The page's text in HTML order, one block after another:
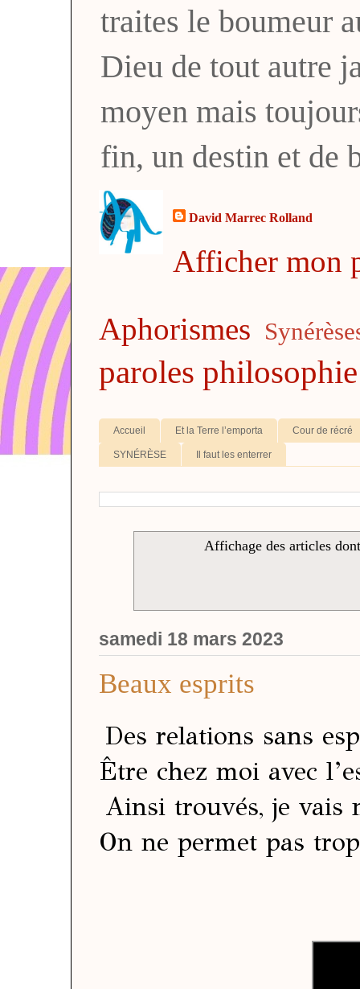
traites le boumeur
Dieu de tout autre
moyen mais
fin, un destin et de
David Marrec Rolland
Afficher mon
Aphorismes
paroles philosophie
Accueil Et la Terre l’emporta Cour de récré
SYNÉRÈSE Il faut les enterrer
Affichage des articles
samedi 18 mars 2023
Beaux esprits
Des relations sans
Être chez moi avec
Ainsi trouvés, je vais
On ne permet pas